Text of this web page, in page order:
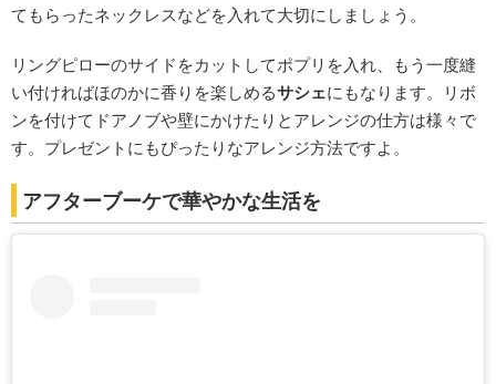
てもらったネックレスなどを入れて大切にしましょう。
リングピローのサイドをカットしてポプリを入れ、もう一度縫
い付ければほのかに香りを楽しめるサシェにもなります。リボ
ンを付けてドアノブや壁にかけたりとアレンジの仕方は様々で
す。プレゼントにもぴったりなアレンジ方法ですよ。
アフターブーケで華やかな生活を